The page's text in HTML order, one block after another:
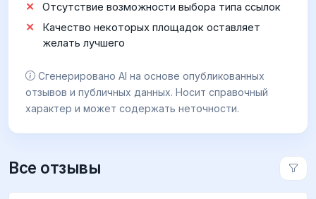
Отсутствие возможности выбора типа ссылок
Качество некоторых площадок оставляет
желать лучшего
Сгенерировано AI на основе опубликованных
отзывов и публичных данных. Носит справочный
характер и может содержать неточности.
Все отзывы